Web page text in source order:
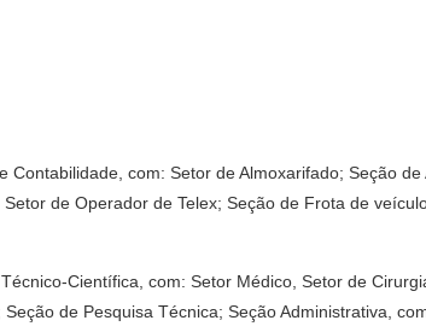
Contabilidade, com: Setor de Almoxarifado; Seção
de Operador de Telex; Seção de Frota de
Científica, com: Setor Médico, Setor de
de Pesquisa Técnica; Seção Administrativa,